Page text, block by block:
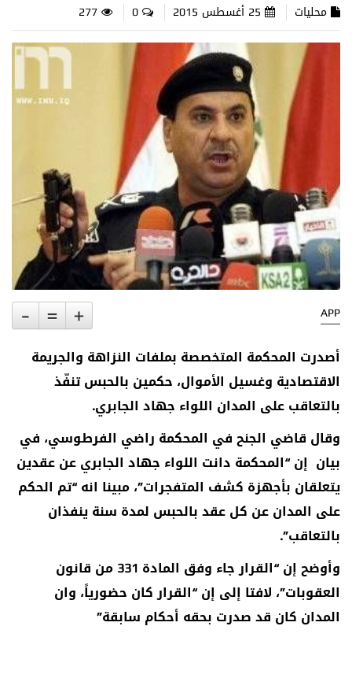
محليات
APP
+
=
-
أصدرت المحكمة المتخصصة بملفات النزاهة والجريمة
الاقتصادية وغسيل الأموال، حكمين بالحبس تنفّذ
بالتعاقب على المدان اللواء جهاد الجابري.
وقال قاضي الجنح في المحكمة راضي الفرطوسي، في
بيان إن “المحكمة دانت اللواء جهاد الجابري عن عقدين
يتعلقان بأجهزة كشف المتفجرات”، مبينا انه “تم الحكم
على المدان عن كل عقد بالحبس لمدة سنة ينفذان
بالتعاقب”.
وأوضح إن “القرار جاء وفق المادة 331 من قانون
العقوبات”، لافتا إلى إن “القرار كان حضورياً، وان
المدان كان قد صدرت بحقه أحكام سابقة”